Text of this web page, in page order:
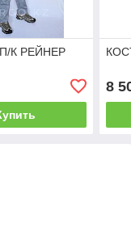
К РЕЙНЕР
8